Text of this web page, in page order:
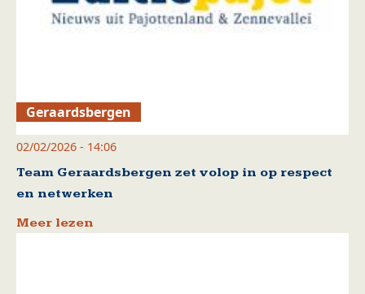
Geraardsbergen
02/02/2026 - 14:06
Team Geraardsbergen zet volop in op respect
en netwerken
Meer lezen